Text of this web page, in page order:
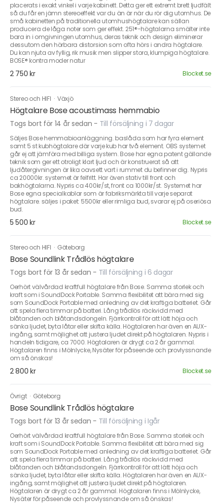
placerats i exakt vinkel i varje kabinett. Detta ger ett extremt brett ljudfält
så du får en jämn stereoeffekt var du än är när du rör dig utomhus. De
små kabinetten på traditionella utomhushögtalare kan sällan
producera de låga noter som ger effekt. 251®-högtalarna smälter inte
bara in i omgivningen utomhus, deras teknik och design eliminerar
dessutom den hörbara distorsion som ofta hörs i andra högtalare.
Du kan njuta av fyllig, rik musik men slipper stora, klumpiga högtalare.
BOSE® kontra moder natur
2 750 kr Blocket.se
Stereo och HIFI ·Växjö
Högtalare Bose acoustimass hemmabio
Togs bort för 14 år sedan - Till försäljning i 7 dagar
Säljes Bose hemmabioanläggning. baslåda som har fyra element
samt 5 st kubhögtalare där varje kub har två element. OBS systemet
går ej att jämföra med billiga system. Bose har egna patent gällande
teknik som ger ett otroligt klart ljud och är konstruerat så att
ljudåtergivningen är lika oavsett vart i rummet du befinner dig. Nypris
ca 20000kr. systemet är felfritt. Har även stativ till front och
bakhögtalarna. Nypris ca 400kr/st, front ca 1000kr/st. Systemet har
Bose egna specialkablar som är fabriksmärkta till varje separat
högtalare. säljes i paket: 5500kr eller rimliga bud, svarar ej på oseriösa
bud.
5 500 kr Blocket.se
Stereo och HIFI · Göteborg
Bose Soundlink Trådlös högtalare
Togs bort för 13 år sedan - Till försäljning i 6 dagar
Oerhört välvårdad kraftfull högtalare från Bose. Samma storlek och
kraft som i SoundDock Portable. Samma flexibilitet att bära med sig
som SoundDock Portable med anledning av det kraftiga batteriet. Går
att spela flera timmar på batteri. Lång trådlös räckvidd med
blåtanden och blåtandsdongeln. Fjärrkontroll för att lätt höja och
sänka ljudet, byta låtar eller skifta källa. Högtalaren har även en AUX-
ingång, samt möjlighet att justera ljudet direkt på högtalaren. Nypris i
handeln tidigare, ca 7000. Högtalaren är drygt ca 2 år gammal.
Högtalaren finns i Mölnlycke, Nysäter för påseende och provlyssnande
om så önskas!
2 800 kr Blocket.se
Övrigt · Göteborg
Bose Soundlink Trådlös högtalare
Togs bort för 13 år sedan - Till försäljning i Igår
Oerhört välvårdad kraftfull högtalare från Bose. Samma storlek och
kraft som i SoundDock Portable. Samma flexibilitet att bära med sig
som SoundDock Portable med anledning av det kraftiga batteriet. Går
att spela flera timmar på batteri. Lång trådlös räckvidd med
blåtanden och blåtandsdongeln. Fjärrkontroll för att lätt höja och
sänka ljudet, byta låtar eller skifta källa. Högtalaren har även en AUX-
ingång, samt möjlighet att justera ljudet direkt på högtalaren.
Högtalaren är drygt ca 2 år gammal. Högtalaren finns i Mölnlycke,
Nysäter för påseende och provlyssnande om så önskas!